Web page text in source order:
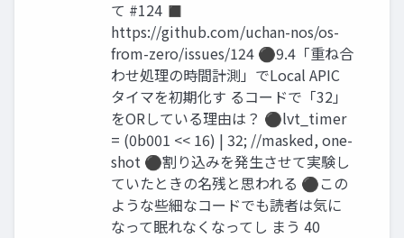
て #124 ◼
https://github.com/uchan-nos/os-
from-zero/issues/124 ⚫9.4「重ね合
わせ処理の時間計測」でLocal APIC
タイマを初期化す るコードで「32」
をORしている理由は？ ⚫lvt_timer
= (0b001 << 16) | 32; //masked, one-
shot ⚫割り込みを発生させて実験し
ていたときの名残と思われる ⚫この
ような些細なコードでも読者は気に
なって眠れなくなってし まう 40